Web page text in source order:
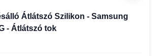
Átlátszó Szilikon - Samsung
- Átlátszó tok